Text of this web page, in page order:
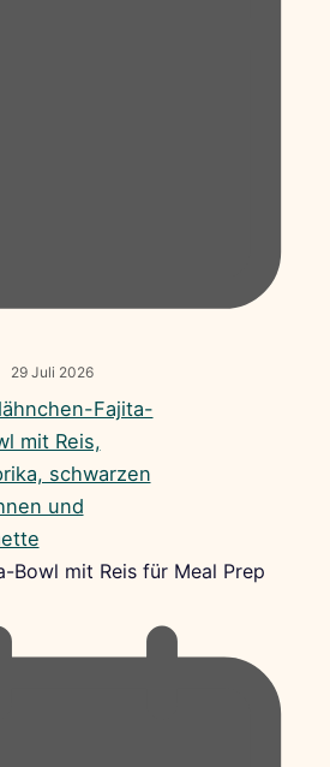
29 Juli 2026
Bowl mit Reis für Meal Prep